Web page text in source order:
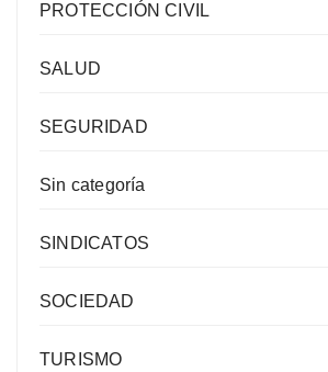
PROTECCIÓN CIVIL
SALUD
SEGURIDAD
Sin categoría
SINDICATOS
SOCIEDAD
TURISMO